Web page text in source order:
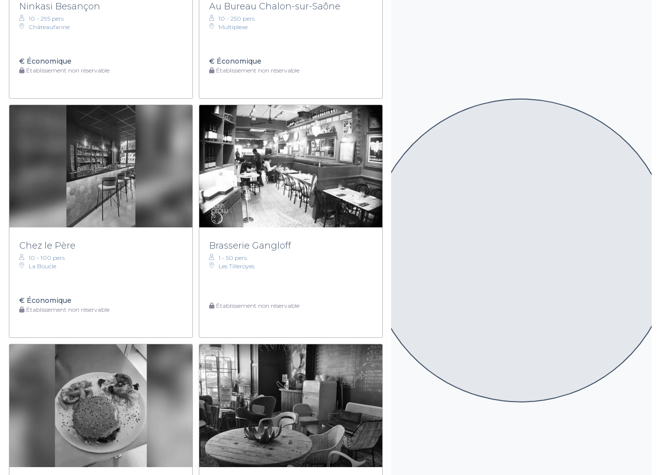
Ninkasi Besançon
10 - 295 pers.
Châteaufarine
€ Économique
Établissement non réservable
Au Bureau Chalon-sur-Saône
10 - 250 pers.
Multiplexe
€Économique
Établissement non réservable
Chez le Père
10 - 100 pers.
La Boucle
€ Économique
Établissement non réservable
Brasserie Gangloff
1 - 50 pers.
Les Tilleroyes
Établissement non réservable